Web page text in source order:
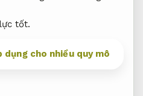
tốt.
dụng cho nhiều quy mô